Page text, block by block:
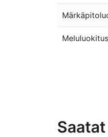
Meluluokitus